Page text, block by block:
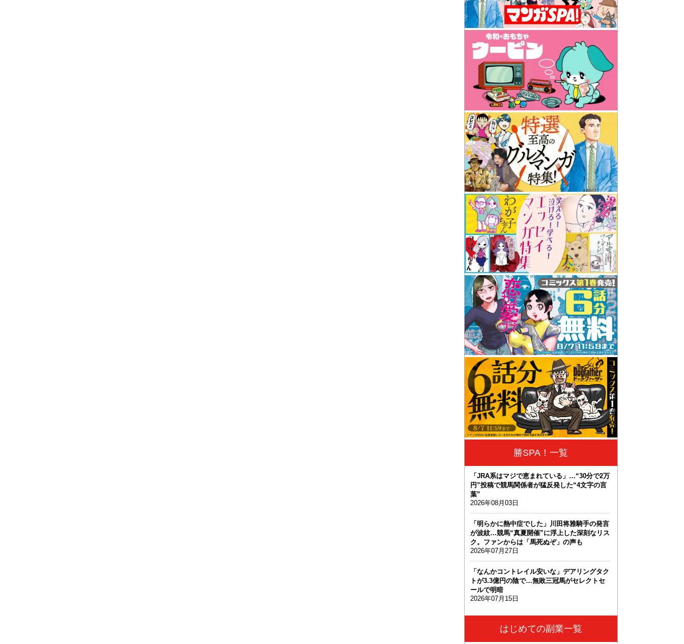
勝SPA！一覧
「JRA系はマジで恵まれている」…“30分で2万
円”投稿で競馬関係者が猛反発した“4文字の言
葉”
2026年08月03日
「明らかに熱中症でした」川田将雅騎手の発言
が波紋…競馬“真夏開催”に浮上した深刻なリス
ク。ファンからは「馬死ぬぞ」の声も
2026年07月27日
「なんかコントレイル安いな」デアリングタク
トが3.3億円の陰で…無敗三冠馬がセレクトセ
ールで明暗
2026年07月15日
はじめての副業一覧